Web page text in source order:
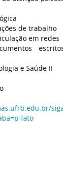
de trabalho
em redes
e Saúde II
lato